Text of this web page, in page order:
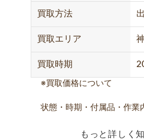
買取方法
買取エリア
買取時期
※買取価格について
状態・時期・付属品・作業
もっと詳しく